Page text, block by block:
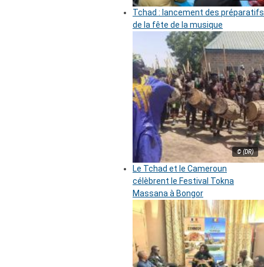
Tchad : lancement des préparatifs
de la fête de la musique
© (DR)
Le Tchad et le Cameroun
célèbrent le Festival Tokna
Massana à Bongor